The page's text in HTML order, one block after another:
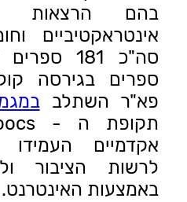
בהם הרצאות
אינטראקטיביים
ספרים בגירסה
פא"ר השתלב
אקדמיים העמידו
לרשות הציבור
באמצעות האינטרנט.